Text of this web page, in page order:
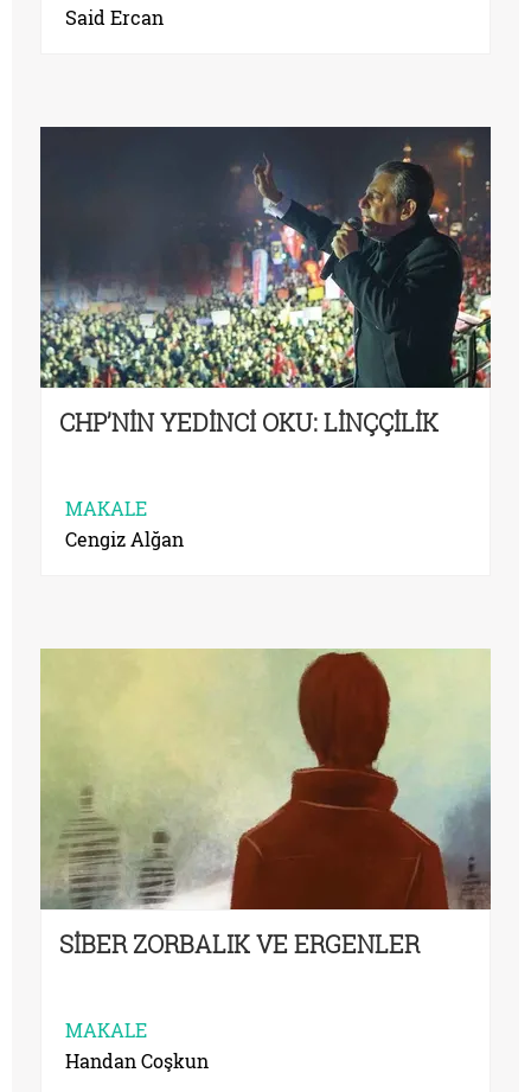
Said Ercan
CHP’NİN YEDİNCİ OKU: LİNÇÇİLİK
MAKALE
Cengiz Alğan
SİBER ZORBALIK VE ERGENLER
MAKALE
Handan Coşkun